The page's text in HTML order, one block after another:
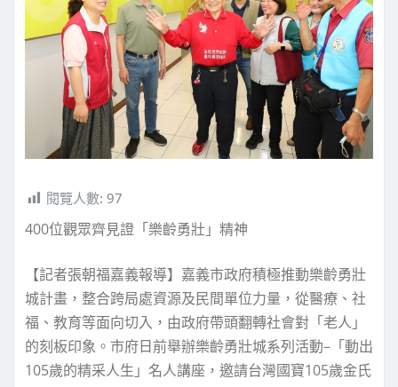
閱覽人數: 97
400位觀眾齊見證「樂齡勇壯」精神
【記者張朝福嘉義報導】嘉義市政府積極推動樂齡勇壯
城計畫，整合跨局處資源及民間單位力量，從醫療、社
福、教育等面向切入，由政府帶頭翻轉社會對「老人」
的刻板印象。市府日前舉辦樂齡勇壯城系列活動–「動出
105歲的精采人生」名人講座，邀請台灣國寶105歲金氏